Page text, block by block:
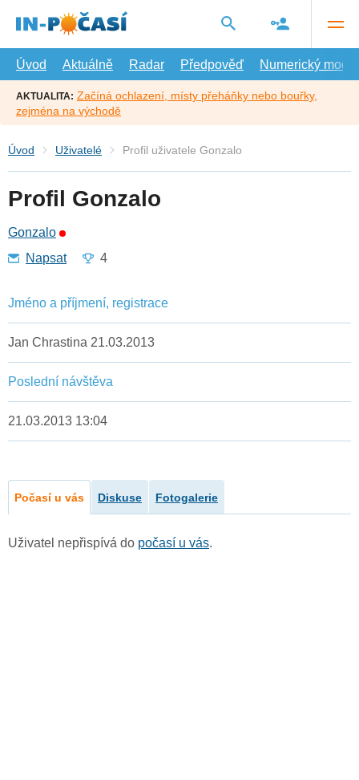
hlavní
Úvod
Aktuálně Radar Předpověď Numerický model
AKTUALITA: Začíná ochlazení, místy přeháňky nebo bouřky,
zejména na východě
Úvod Uživatelé Profil uživatele Gonzalo
Profil Gonzalo
Gonzalo
Napsat
4
Jméno a příjmení, registrace
Jan Chrastina 21.03.2013
Poslední návštěva
21.03.2013 13:04
Počasí u vás Diskuse Fotogalerie
Uživatel nepřispívá do počasí u vás.